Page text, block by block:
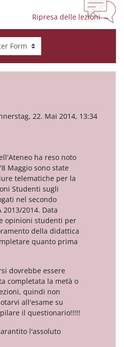
Ripresa delle lezioni →
22. Mai 2014, 13:34
ha reso noto
Maggio sono state
telematiche per la
Studenti sugli
nel secondo
2014. Data
opinioni studenti per
della didattica
quanto prima
dovrebbe essere
completata la metà o
quindi non
all'esame su
il questionario!!!!!
l'assoluto